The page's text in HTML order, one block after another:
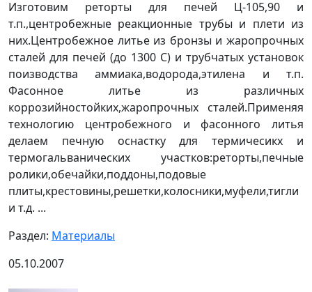
Изготовим реторты для печей Ц-105,90 и
т.п.,центробежные реакционные трубы и плети из
них.Центробежное литье из бронзы и жаропрочных
сталей для печей (до 1300 С) и трубчатых установок
поизводства аммиака,водорода,этилена и т.п.
Фасонное литье из различных
коррозийностойких,жаропрочных сталей.Применяя
технологию центробежного и фасонного литья
делаем печную оснастку для термичесикх и
термогальванических участков:реторты,печные
ролики,обечайки,поддоны,подовые
плиты,крестовины,решетки,колосники,муфели,тигли
и т.д. ...
Раздел: Материалы
05.10.2007